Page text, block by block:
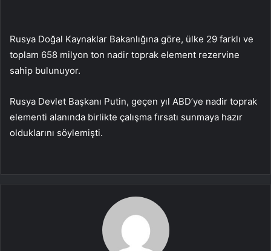
Rusya Doğal Kaynaklar Bakanlığına göre, ülke 29 farklı ve
toplam 658 milyon ton nadir toprak element rezervine
sahip bulunuyor.
Rusya Devlet Başkanı Putin, geçen yıl ABD’ye nadir toprak
elementi alanında birlikte çalışma fırsatı sunmaya hazır
olduklarını söylemişti.